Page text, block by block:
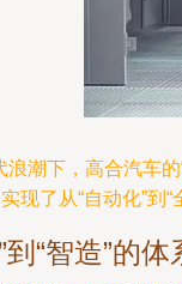
潮下，高合汽车
现了从“自动化”
“智造”的体